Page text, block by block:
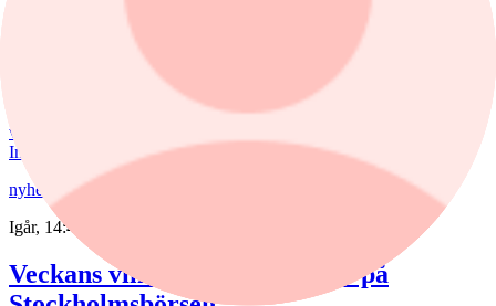
Fondvinnare med banktung portfölj
Tommi Saukkoriipi har styrt nästan halva SEB Swedish Value Fund
mot finanssektorn. Det har varit ett vinnande drag. Fonden har slagit
index tydligt både i år och på längre sikt. Samtidigt har förvaltaren
valt sida mellan börsens två stora maktbolag - Investor och
Industrivärden.
nyheter
Stockholmsbörsen
Igår, 14:40
Veckans vinnare och förlorare på